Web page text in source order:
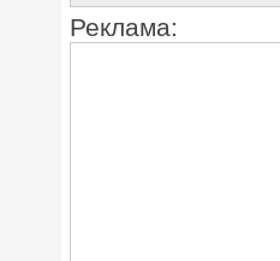
Реклама: